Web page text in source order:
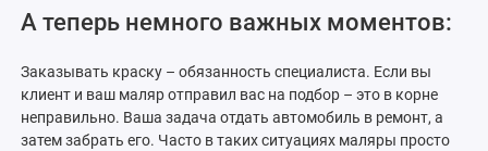
А теперь немного важных моментов:
Заказывать краску – обязанность специалиста. Если вы
клиент и ваш маляр отправил вас на подбор – это в корне
неправильно. Ваша задача отдать автомобиль в ремонт, а
затем забрать его. Часто в таких ситуациях маляры просто